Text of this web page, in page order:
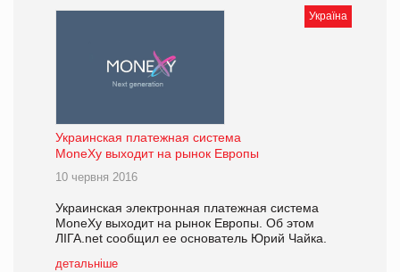
Україна
Украинская платежная система
MoneXy выходит на рынок Европы
10 червня 2016
Украинская электронная платежная система
MoneXy выходит на рынок Европы. Об этом
ЛІГА.net сообщил ее основатель Юрий Чайка.
детальніше